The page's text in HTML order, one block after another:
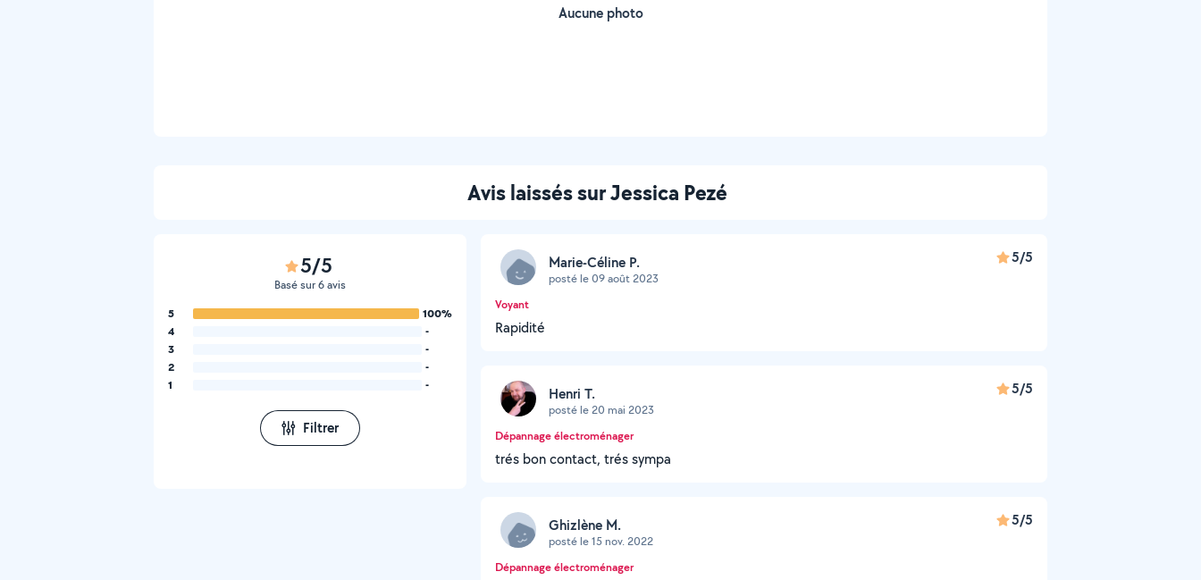
Aucune photo
Avis laissés sur Jessica Pezé
5/5
Basé sur 6 avis
5
100%
4
-
3
-
2
-
1
-
Filtrer
Marie-Céline P.
posté le 09 août 2023
5/5
Voyant
Rapidité
Henri T.
posté le 20 mai 2023
5/5
Dépannage électroménager
trés bon contact, trés sympa
Ghizlène M.
posté le 15 nov. 2022
5/5
Dépannage électroménager